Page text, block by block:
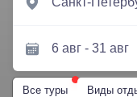
Все туры Виды